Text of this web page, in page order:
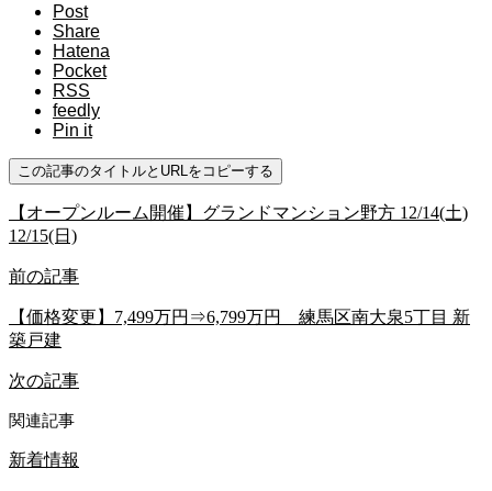
Post
Share
Hatena
Pocket
RSS
feedly
Pin it
この記事のタイトルとURLをコピーする
【オープンルーム開催】グランドマンション野方 12/14(土)
12/15(日)
前の記事
【価格変更】7,499万円⇒6,799万円 練馬区南大泉5丁目 新
築戸建
次の記事
関連記事
新着情報